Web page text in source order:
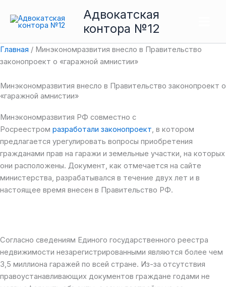
содержимому
Адвокатская
контора №12
Главная / Минэкономразвития внесло в Правительство
законопроект о «гаражной амнистии»
Минэкономразвития внесло в Правительство законопроект о
«гаражной амнистии»
Минэкономразвития РФ совместно с
Росреестром разработали законопроект, в котором
предлагается урегулировать вопросы приобретения
гражданами прав на гаражи и земельные участки, на которых
они расположены. Документ, как отмечается на сайте
министерства, разрабатывался в течение двух лет и в
настоящее время внесен в Правительство РФ.
Согласно сведениям Единого государственного реестра
недвижимости незарегистрированными являются более чем
3,5 миллиона гаражей по всей стране. Из-за отсутствия
правоустанавливающих документов граждане годами не